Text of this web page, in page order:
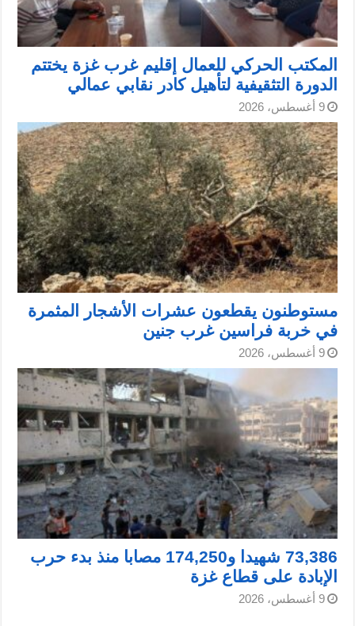
المكتب الحركي للعمال إقليم غرب غزة يختتم
الدورة التثقيفية لتأهيل كادر نقابي عمالي
9 أغسطس، 2026
مستوطنون يقطعون عشرات الأشجار المثمرة
في خربة فراسين غرب جنين
9 أغسطس، 2026
73,386 شهيدا و174,250 مصابا منذ بدء حرب
الإبادة على قطاع غزة
9 أغسطس، 2026